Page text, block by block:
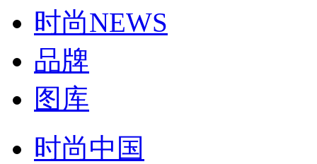
时尚NEWS
品牌
图库
时尚中国